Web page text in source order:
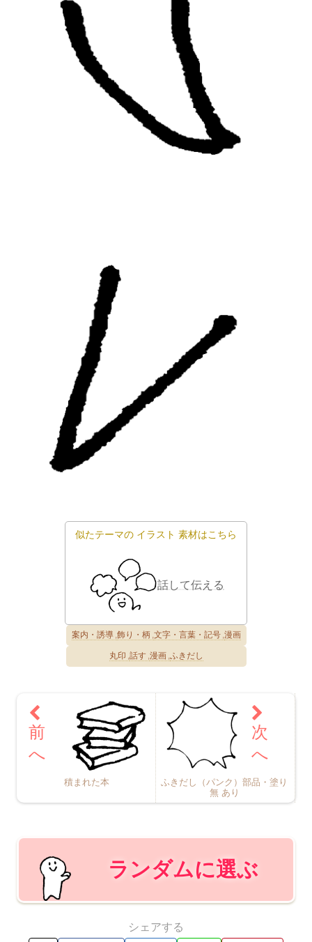
似たテーマの イラスト 素材はこちら
話して伝える
案内・誘導 飾り・柄 文字・言葉・記号 漫画
丸印 話す 漫画 ふきだし
積まれた本
ふきだし（パンク）部品・塗り
無 あり
ランダムに選ぶ
シェアする